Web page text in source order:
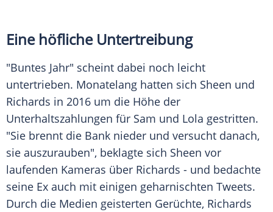
Eine höfliche Untertreibung
"Buntes Jahr" scheint dabei noch leicht
untertrieben. Monatelang hatten sich Sheen und
Richards in 2016 um die Höhe der
Unterhaltszahlungen für Sam und Lola gestritten.
"Sie brennt die Bank nieder und versucht danach,
sie auszurauben", beklagte sich Sheen vor
laufenden Kameras über Richards - und bedachte
seine Ex auch mit einigen geharnischten Tweets.
Durch die Medien geisterten Gerüchte, Richards